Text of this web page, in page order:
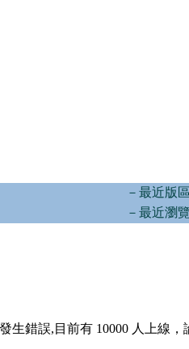
－最近版
－最近瀏
生錯誤,目前有 10000 人上線